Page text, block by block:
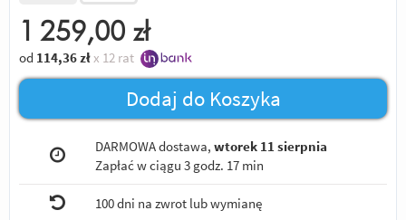
1 259,00 zł
od 114,36 zł x 12 rat
Dodaj do Koszyka
DARMOWA dostawa,wtorek 11 sierpnia
Zapłać w ciągu3 godz. 17 min
100 dni na zwrot lub wymianę